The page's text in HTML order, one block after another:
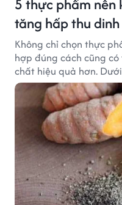
tăng hấp thu
Không chỉ chọn thực
hợp đúng cách cũng
chất hiệu quả hơn.
ăn cùng nhau để tối